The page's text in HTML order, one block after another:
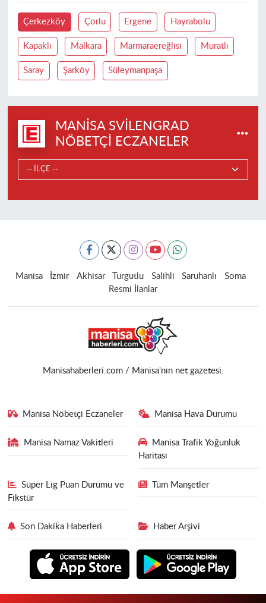
Çerkezköy Çorlu Ergene Hayrabolu
Kapaklı Malkara Marmaraereğlisi Muratlı
Saray Şarköy Süleymanpaşa
MANISA SVILENGRAD
NÖBETÇI ECZANELER
Manisa İzmir Akhisar Turgutlu Salihli Saruhanlı
Soma
Resmi İlanlar
Manisahaberleri.com / Manisa'nın net gazetesi.
Manisa Nöbetçi Eczaneler Manisa Hava Durumu
Manisa Namaz Vakitleri
Manisa Trafik Yoğunluk
Haritası
Süper Lig Puan Durumu ve
Fikstür
Tüm Manşetler
Son Dakika Haberleri Haber Arşivi